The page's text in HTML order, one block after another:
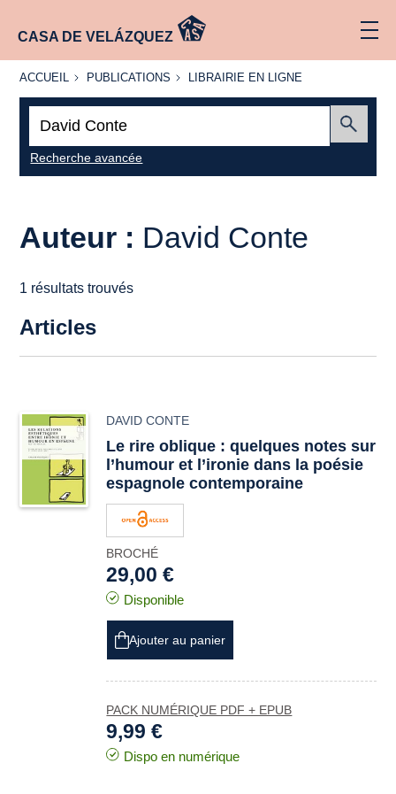
CASA DE VELÁZQUEZ
ACCUEIL
ACCUEIL PUBLICATIONS
PUBLICATIONS
LIBRAIRIE
LIBRAIRIE EN LIGNE
Recherche avancée
Auteur : David Conte
1 résultats trouvés
Articles
DAVID CONTE
Le rire oblique : quelques notes sur
l’humour et l’ironie dans la poésie
espagnole contemporaine
BROCHÉ
29,00 €
Disponible
Ajouter au panier
PACK NUMÉRIQUE PDF + EPUB
9,99 €
Dispo en numérique